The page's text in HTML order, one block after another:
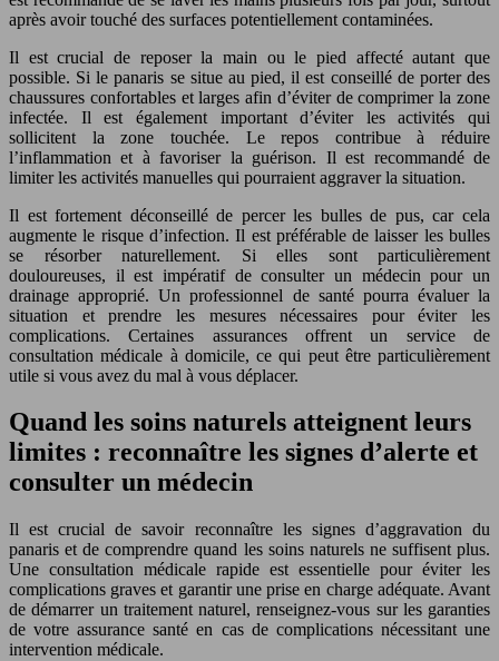
après avoir touché des surfaces potentiellement contaminées.
Il est crucial de reposer la main ou le pied affecté autant que
possible. Si le panaris se situe au pied, il est conseillé de porter des
chaussures confortables et larges afin d’éviter de comprimer la zone
infectée. Il est également important d’éviter les activités qui
sollicitent la zone touchée. Le repos contribue à réduire
l’inflammation et à favoriser la guérison. Il est recommandé de
limiter les activités manuelles qui pourraient aggraver la situation.
Il est fortement déconseillé de percer les bulles de pus, car cela
augmente le risque d’infection. Il est préférable de laisser les bulles
se résorber naturellement. Si elles sont particulièrement
douloureuses, il est impératif de consulter un médecin pour un
drainage approprié. Un professionnel de santé pourra évaluer la
situation et prendre les mesures nécessaires pour éviter les
complications. Certaines assurances offrent un service de
consultation médicale à domicile, ce qui peut être particulièrement
utile si vous avez du mal à vous déplacer.
Quand les soins naturels atteignent leurs
limites : reconnaître les signes d’alerte et
consulter un médecin
Il est crucial de savoir reconnaître les signes d’aggravation du
panaris et de comprendre quand les soins naturels ne suffisent plus.
Une consultation médicale rapide est essentielle pour éviter les
complications graves et garantir une prise en charge adéquate. Avant
de démarrer un traitement naturel, renseignez-vous sur les garanties
de votre assurance santé en cas de complications nécessitant une
intervention médicale.